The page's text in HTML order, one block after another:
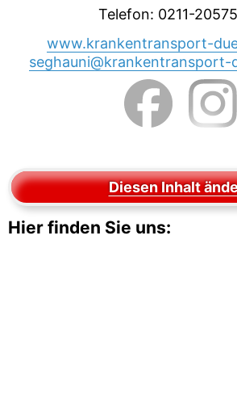
Telefon: 0211-
www.krankentransport-
seghauni@krankentransport-
Diesen Inhalt
Hier finden Sie uns: